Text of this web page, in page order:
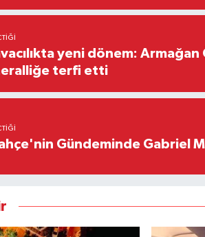
yeni dönem: Armağan
terfi etti
Gündeminde Gabriel